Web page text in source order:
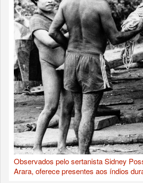
Observados pelo sertanista Sidney
Arara, oferece presentes aos índios